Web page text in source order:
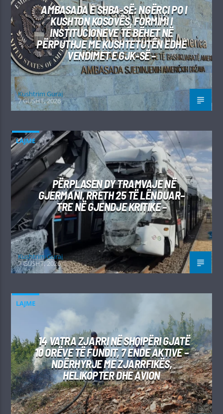
AMBASADA E SHBA-SË: NGËRÇI PO I
KUSHTON KOSOVËS, FORMIMI I
INSTITUCIONEVE TË BËHET NË
PËRPUTHJE ME KUSHTETUTËN EDHE
VENDIMET E GJK-SË –
Kushtrim Guraj
7 GUSHT, 2026
LAJME
PËRPLASEN DY TRAMVAJE NË
GJERMANI, RRETH 25 TË LËNDUAR–
TRE NË GJENDJE KRITIKE –
Kushtrim Guraj
7 GUSHT, 2026
LAJME
14 VATRA ZJARRI NË SHQIPËRI GJATË
10 ORËVE TË FUNDIT, 7 ENDE AKTIVE –
NDËRHYRJE ME ZJARRFIKËS,
HELIKOPTER DHE AVION